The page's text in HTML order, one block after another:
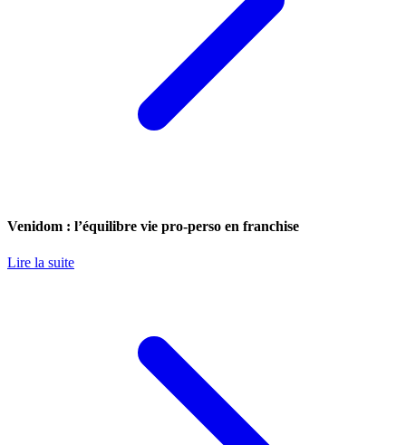
Venidom : l’équilibre vie pro-perso en franchise
Lire la suite